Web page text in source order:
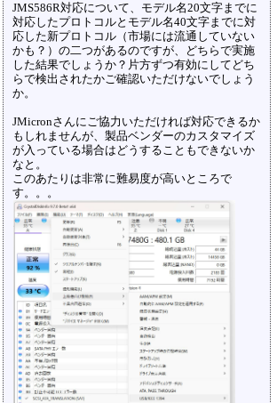
JMS586R対応について、モデル名20文字までに
対応したプロトコルとモデル名40文字までに対
応した新プロトコル（市場には流通していない
かも？）の二つがあるのですが、どちらで実施
した結果でしょうか？片方ずつ有効にしてどち
らで検出されたかご確認いただけないでしょう
か。
JMicronさんにご協力いただければ対応できるか
もしれませんが、製品ベンダーのカスタマイズ
が入っている場合はどうすることもできないか
なと。
このあたりは非常に難易度が高いところで
す。。。